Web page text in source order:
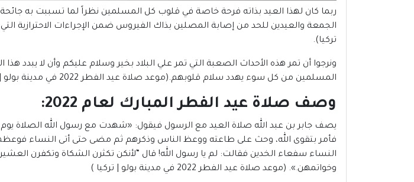
ربما كان لهذا العيد بذاته فرحة خاصة في قلوب كل المسلمين نظراً لما تسببت به
تركيا).
ونرجوا أن تمر هذه الأحداث الصعبة التي تمر علي البلاد بخير وسلام عليكم وأن لا يبدد
المسلمين من كل سوء يهدد سلام قلوبهم.(موعد صلاة عيد الفطر 2022 في مدينة بولو | تركيا).
وصف صلاة عيد الفطر المبارك لعام 2022 :
يصف جابر بن عبد الله صلاة العيد مع الرسول فيقول: «شهدت مع رسول الله الصلاة يوم
فأمر بتقوى الله، وحث على طاعته ووعظ الناس وذكرهم ثم مضى حتى أتى النساء
النساء سفعاء الخدين فقالت: لم يا رسول الله! قال “لأنكن تكثرن الشكاة وتكفرن
وخواتمهن.». (موعد صلاة عيد الفطر 2022 في مدينة بولو | تركيا )